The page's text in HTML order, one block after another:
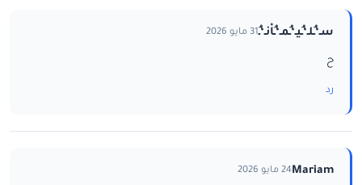
سـ‘ـُلـ‘ـُيـ‘ـُمـ‘ـُاْنـ‘ـُ31 مايو 2026
ح
رد
Mariam24 مايو 2026